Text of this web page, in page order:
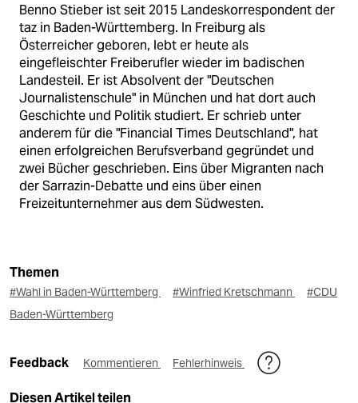
Benno Stieber ist seit 2015 Landeskorrespondent der
taz in Baden-Württemberg. In Freiburg als
Österreicher geboren, lebt er heute als
eingefleischter Freiberufler wieder im badischen
Landesteil. Er ist Absolvent der "Deutschen
Journalistenschule" in München und hat dort auch
Geschichte und Politik studiert. Er schrieb unter
anderem für die "Financial Times Deutschland", hat
einen erfolgreichen Berufsverband gegründet und
zwei Bücher geschrieben. Eins über Migranten nach
der Sarrazin-Debatte und eins über einen
Freizeitunternehmer aus dem Südwesten.
Themen
#Wahl in Baden-Württemberg #Winfried Kretschmann
#CDU
Baden-Württemberg
Feedback Kommentieren Fehlerhinweis
Diesen Artikel teilen